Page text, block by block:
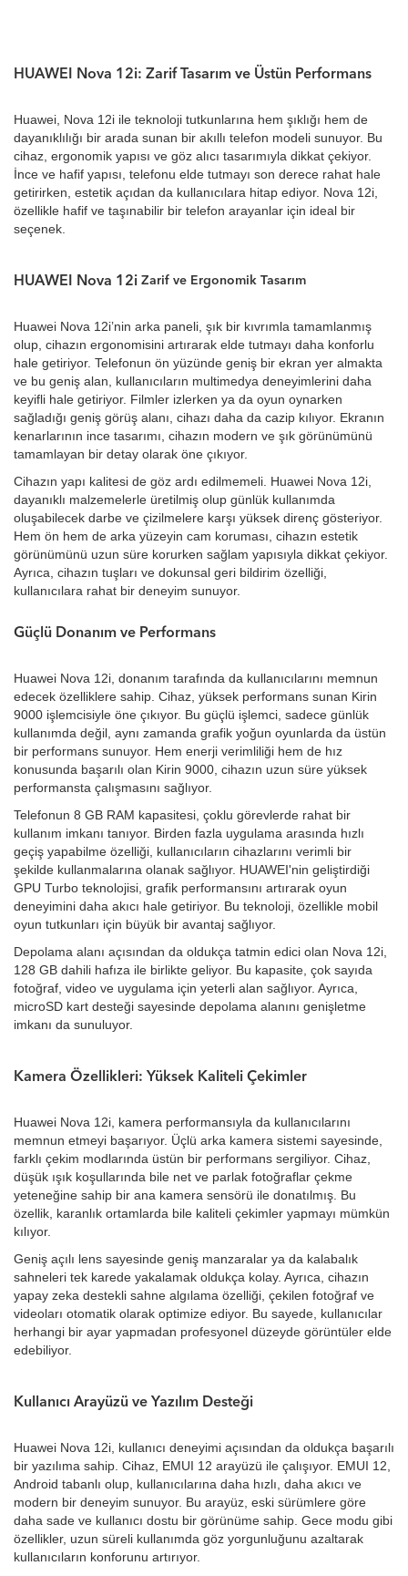
HUAWEI Nova 12i: Zarif Tasarım ve Üstün Performans
Huawei, Nova 12i ile teknoloji tutkunlarına hem şıklığı hem de
dayanıklılığı bir arada sunan bir akıllı telefon modeli sunuyor. Bu
cihaz, ergonomik yapısı ve göz alıcı tasarımıyla dikkat çekiyor.
İnce ve hafif yapısı, telefonu elde tutmayı son derece rahat hale
getirirken, estetik açıdan da kullanıcılara hitap ediyor. Nova 12i,
özellikle hafif ve taşınabilir bir telefon arayanlar için ideal bir
seçenek.
HUAWEI Nova 12i Zarif ve Ergonomik Tasarım
Huawei Nova 12i’nin arka paneli, şık bir kıvrımla tamamlanmış
olup, cihazın ergonomisini artırarak elde tutmayı daha konforlu
hale getiriyor. Telefonun ön yüzünde geniş bir ekran yer almakta
ve bu geniş alan, kullanıcıların multimedya deneyimlerini daha
keyifli hale getiriyor. Filmler izlerken ya da oyun oynarken
sağladığı geniş görüş alanı, cihazı daha da cazip kılıyor. Ekranın
kenarlarının ince tasarımı, cihazın modern ve şık görünümünü
tamamlayan bir detay olarak öne çıkıyor.
Cihazın yapı kalitesi de göz ardı edilmemeli. Huawei Nova 12i,
dayanıklı malzemelerle üretilmiş olup günlük kullanımda
oluşabilecek darbe ve çizilmelere karşı yüksek direnç gösteriyor.
Hem ön hem de arka yüzeyin cam koruması, cihazın estetik
görünümünü uzun süre korurken sağlam yapısıyla dikkat çekiyor.
Ayrıca, cihazın tuşları ve dokunsal geri bildirim özelliği,
kullanıcılara rahat bir deneyim sunuyor.
Güçlü Donanım ve Performans
Huawei Nova 12i, donanım tarafında da kullanıcılarını memnun
edecek özelliklere sahip. Cihaz, yüksek performans sunan Kirin
9000 işlemcisiyle öne çıkıyor. Bu güçlü işlemci, sadece günlük
kullanımda değil, aynı zamanda grafik yoğun oyunlarda da üstün
bir performans sunuyor. Hem enerji verimliliği hem de hız
konusunda başarılı olan Kirin 9000, cihazın uzun süre yüksek
performansta çalışmasını sağlıyor.
Telefonun 8 GB RAM kapasitesi, çoklu görevlerde rahat bir
kullanım imkanı tanıyor. Birden fazla uygulama arasında hızlı
geçiş yapabilme özelliği, kullanıcıların cihazlarını verimli bir
şekilde kullanmalarına olanak sağlıyor. HUAWEI'nin geliştirdiği
GPU Turbo teknolojisi, grafik performansını artırarak oyun
deneyimini daha akıcı hale getiriyor. Bu teknoloji, özellikle mobil
oyun tutkunları için büyük bir avantaj sağlıyor.
Depolama alanı açısından da oldukça tatmin edici olan Nova 12i,
128 GB dahili hafıza ile birlikte geliyor. Bu kapasite, çok sayıda
fotoğraf, video ve uygulama için yeterli alan sağlıyor. Ayrıca,
microSD kart desteği sayesinde depolama alanını genişletme
imkanı da sunuluyor.
Kamera Özellikleri: Yüksek Kaliteli Çekimler
Huawei Nova 12i, kamera performansıyla da kullanıcılarını
memnun etmeyi başarıyor. Üçlü arka kamera sistemi sayesinde,
farklı çekim modlarında üstün bir performans sergiliyor. Cihaz,
düşük ışık koşullarında bile net ve parlak fotoğraflar çekme
yeteneğine sahip bir ana kamera sensörü ile donatılmış. Bu
özellik, karanlık ortamlarda bile kaliteli çekimler yapmayı mümkün
kılıyor.
Geniş açılı lens sayesinde geniş manzaralar ya da kalabalık
sahneleri tek karede yakalamak oldukça kolay. Ayrıca, cihazın
yapay zeka destekli sahne algılama özelliği, çekilen fotoğraf ve
videoları otomatik olarak optimize ediyor. Bu sayede, kullanıcılar
herhangi bir ayar yapmadan profesyonel düzeyde görüntüler elde
edebiliyor.
Kullanıcı Arayüzü ve Yazılım Desteği
Huawei Nova 12i, kullanıcı deneyimi açısından da oldukça başarılı
bir yazılıma sahip. Cihaz, EMUI 12 arayüzü ile çalışıyor. EMUI 12,
Android tabanlı olup, kullanıcılarına daha hızlı, daha akıcı ve
modern bir deneyim sunuyor. Bu arayüz, eski sürümlere göre
daha sade ve kullanıcı dostu bir görünüme sahip. Gece modu gibi
özellikler, uzun süreli kullanımda göz yorgunluğunu azaltarak
kullanıcıların konforunu artırıyor.